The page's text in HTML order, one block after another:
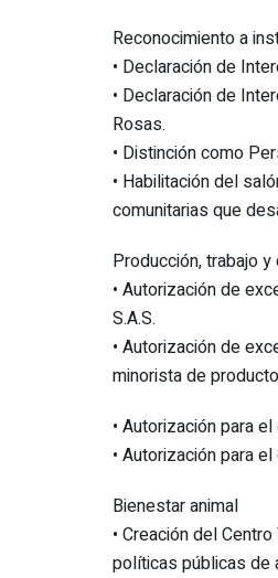
Reconocimiento a
•⁠ ⁠Declaración de
•⁠ ⁠Declaración de
Rosas.
•⁠ ⁠Distinción como
•⁠ ⁠Habilitación del
comunitarias que
Producción, trabajo
•⁠ ⁠Autorización de
S.A.S.
•⁠ ⁠Autorización de
minorista de
•⁠ ⁠Autorización para
•⁠ ⁠Autorización para
Bienestar animal
•⁠ ⁠Creación del
políticas públicas de